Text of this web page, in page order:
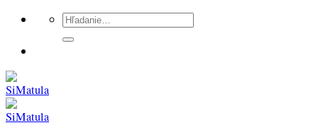
Preskočiť
obsah
Hľadať: